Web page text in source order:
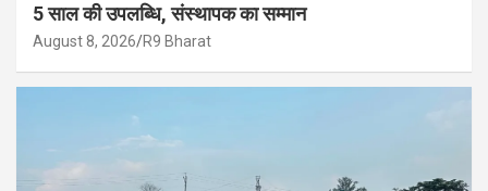
5 साल की उपलब्धि, संस्थापक का सम्मान
August 8, 2026 R9 Bharat